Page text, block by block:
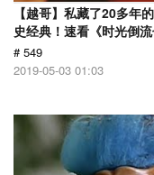
【越哥】私藏了20多年
史经典！速看《时光倒流
# 549
2019-05-03 01:03